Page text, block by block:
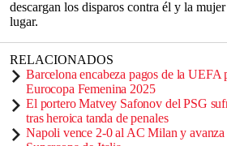
descargan los disparos contra él y la
lugar.
RELACIONADOS
Barcelona encabeza pagos de la UEFA
Eurocopa Femenina 2025
El portero Matvey Safonov del PSG
tras heroica tanda de penales
Napoli vence 2-0 al AC Milan y avanza